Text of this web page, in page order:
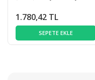
1.780,42 TL
SEPETE EKLE